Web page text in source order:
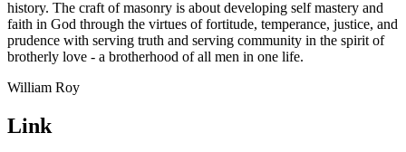
history. The craft of masonry is about developing self mastery and
faith in God through the virtues of fortitude, temperance, justice, and
prudence with serving truth and serving community in the spirit of
brotherly love - a brotherhood of all men in one life.
William Roy
Link